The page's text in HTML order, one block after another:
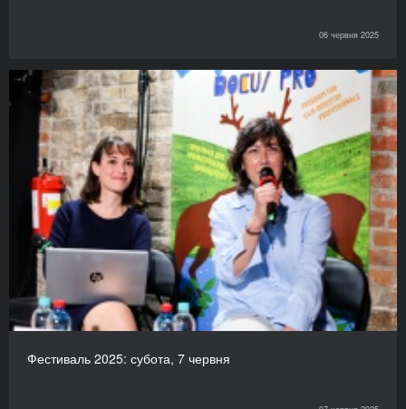
06 червня 2025
Фестиваль 2025: субота, 7 червня